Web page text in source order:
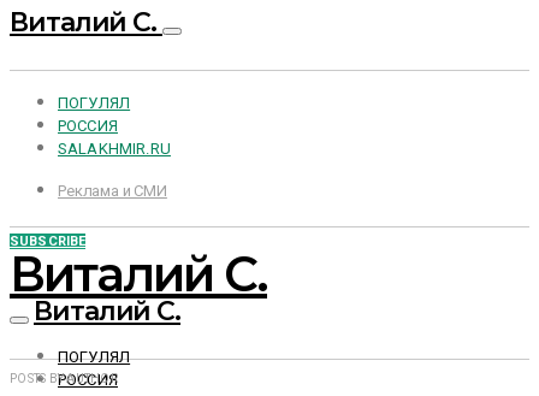
Виталий С.
ПОГУЛЯЛ
РОССИЯ
SALAKHMIR.RU
Реклама и СМИ
SUBSCRIBE
Виталий С.
Виталий С.
ПОГУЛЯЛ
РОССИЯ
POSTS BY AUTHOR